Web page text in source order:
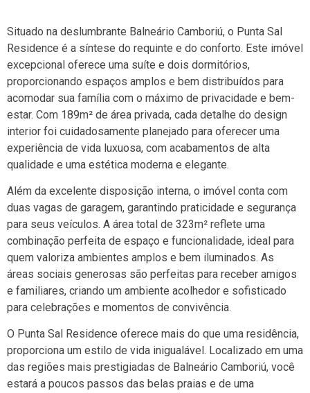
Situado na deslumbrante Balneário Camboriú, o Punta Sal
Residence é a síntese do requinte e do conforto. Este imóvel
excepcional oferece uma suíte e dois dormitórios,
proporcionando espaços amplos e bem distribuídos para
acomodar sua família com o máximo de privacidade e bem-
estar. Com 189m² de área privada, cada detalhe do design
interior foi cuidadosamente planejado para oferecer uma
experiência de vida luxuosa, com acabamentos de alta
qualidade e uma estética moderna e elegante.
Além da excelente disposição interna, o imóvel conta com
duas vagas de garagem, garantindo praticidade e segurança
para seus veículos. A área total de 323m² reflete uma
combinação perfeita de espaço e funcionalidade, ideal para
quem valoriza ambientes amplos e bem iluminados. As
áreas sociais generosas são perfeitas para receber amigos
e familiares, criando um ambiente acolhedor e sofisticado
para celebrações e momentos de convivência.
O Punta Sal Residence oferece mais do que uma residência,
proporciona um estilo de vida inigualável. Localizado em uma
das regiões mais prestigiadas de Balneário Camboriú, você
estará a poucos passos das belas praias e de uma